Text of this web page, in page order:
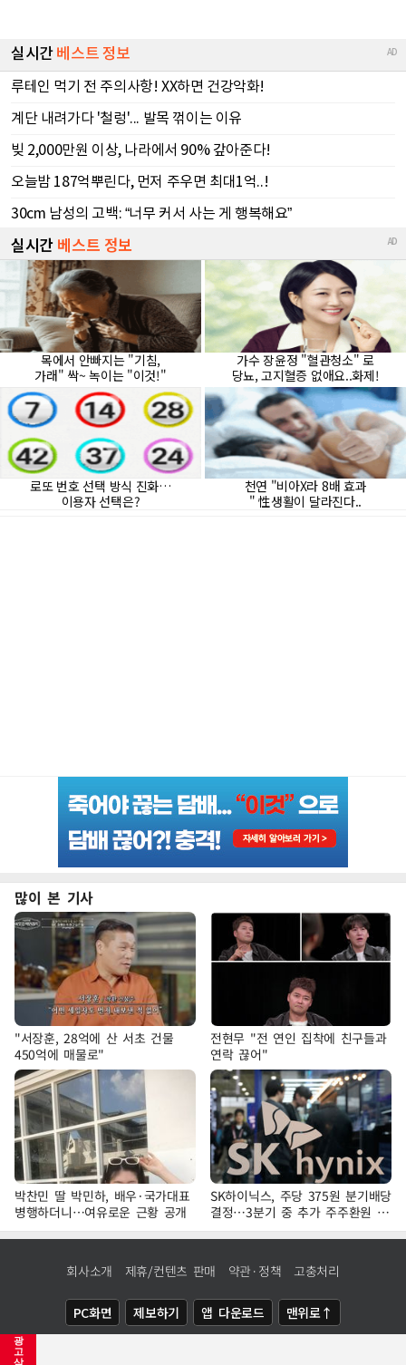
광
고
삭
많이 본 기사
"서장훈, 28억에 산 서초 건물
450억에 매물로"
전현무 "전 연인 집착에 친구들과
연락 끊어"
박찬민 딸 박민하, 배우·국가대표
병행하더니…여유로운 근황 공개
SK하이닉스, 주당 375원 분기배당
결정…3분기 중 추가 주주환원 발
표
회사소개 제휴/컨텐츠 판매 약관·정책 고충처리
PC화면 제보하기 앱 다운로드 맨위로↑